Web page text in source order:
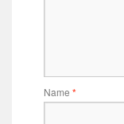
Name *